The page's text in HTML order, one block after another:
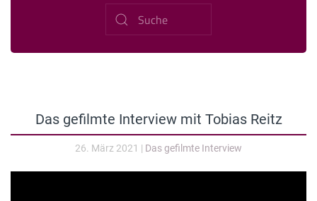
Das gefilmte Interview mit Tobias Reitz
26. März 2021 | Das gefilmte Interview